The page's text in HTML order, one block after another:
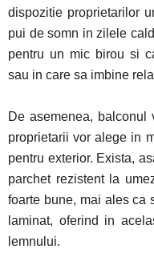
dispozitie proprietarilor
pui de somn in zilele
pentru un mic birou si
sau in care sa imbine
De asemenea,
proprietarii vor alege in
pentru exterior. Exista,
parchet rezistent la
foarte bune, mai ales ca
laminat, oferind in
lemnului.